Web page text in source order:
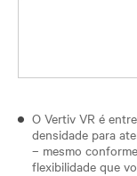
O Vertiv VR é
densidade para
– mesmo
flexibilidade que